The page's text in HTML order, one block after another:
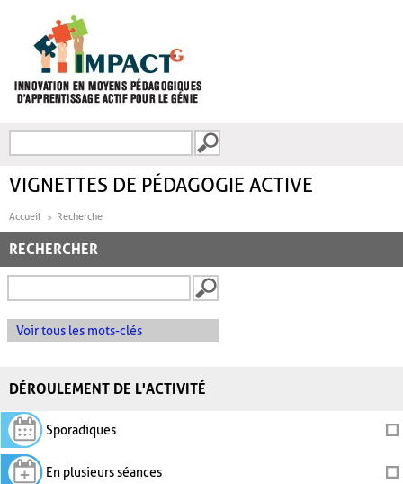
FORMULAIRE DE
VIGNETTES DE PÉDAGOGIE ACTIVE
Accueil Recherche
RECHERCHER
Voir tous les mots-clés
DÉROULEMENT DE L'ACTIVITÉ
Sporadiques
En plusieurs séances